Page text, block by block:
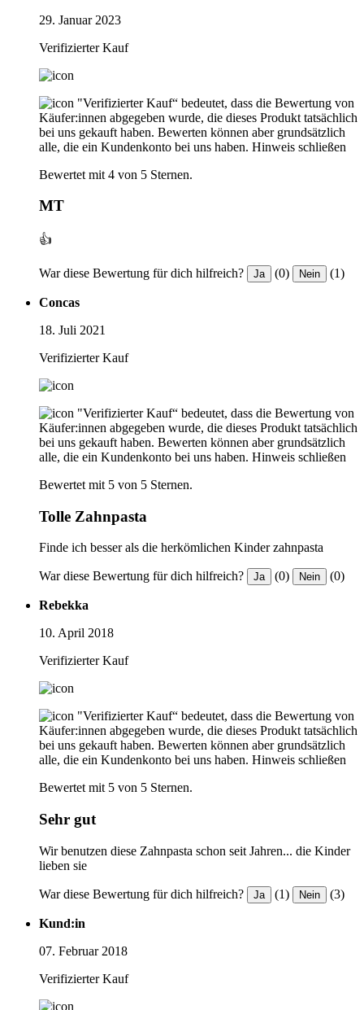
29. Januar 2023
Verifizierter Kauf
"Verifizierter Kauf“ bedeutet, dass die Bewertung von
Käufer:innen abgegeben wurde, die dieses Produkt tatsächlich
bei uns gekauft haben. Bewerten können aber grundsätzlich
alle, die ein Kundenkonto bei uns haben. Hinweis schließen
Bewertet mit 4 von 5 Sternen.
MT
👍
War diese Bewertung für dich hilfreich? Ja (0) Nein (1)
Concas
18. Juli 2021
Verifizierter Kauf
"Verifizierter Kauf“ bedeutet, dass die Bewertung von
Käufer:innen abgegeben wurde, die dieses Produkt tatsächlich
bei uns gekauft haben. Bewerten können aber grundsätzlich
alle, die ein Kundenkonto bei uns haben. Hinweis schließen
Bewertet mit 5 von 5 Sternen.
Tolle Zahnpasta
Finde ich besser als die herkömlichen Kinder zahnpasta
War diese Bewertung für dich hilfreich? Ja (0) Nein (0)
Rebekka
10. April 2018
Verifizierter Kauf
"Verifizierter Kauf“ bedeutet, dass die Bewertung von
Käufer:innen abgegeben wurde, die dieses Produkt tatsächlich
bei uns gekauft haben. Bewerten können aber grundsätzlich
alle, die ein Kundenkonto bei uns haben. Hinweis schließen
Bewertet mit 5 von 5 Sternen.
Sehr gut
Wir benutzen diese Zahnpasta schon seit Jahren... die Kinder
lieben sie
War diese Bewertung für dich hilfreich? Ja (1) Nein (3)
Kund:in
07. Februar 2018
Verifizierter Kauf